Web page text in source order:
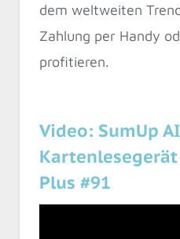
dem weltweiten
Zahlung per Handy
profitieren.
Video: SumUp
Kartenlesegerät
Plus #91